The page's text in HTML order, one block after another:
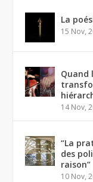
La
15 Nov,
Quand
14 Nov,
“La
des
raison”
10 Nov,